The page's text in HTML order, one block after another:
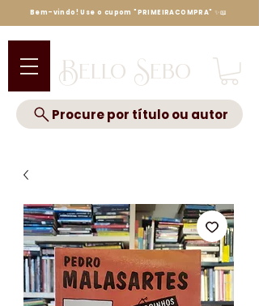
Bello Sebo
Procure por título ou autor
Bem-vindo! Use o cupom "PRIMEIRACOMPRA" ✨📖